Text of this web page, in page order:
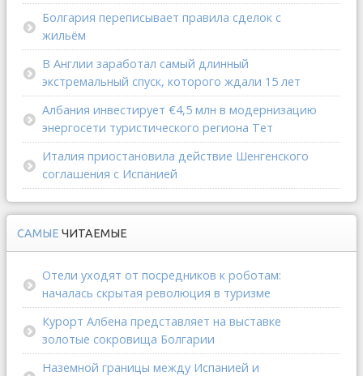
Болгария переписывает правила сделок с
жильём
В Англии заработал самый длинный
экстремальный спуск, которого ждали 15 лет
Албания инвестирует €4,5 млн в модернизацию
энергосети туристического региона Тет
Италия приостановила действие Шенгенского
соглашения с Испанией
САМЫЕ ЧИТАЕМЫЕ
Отели уходят от посредников к роботам:
началась скрытая революция в туризме
Курорт Албена представляет на выставке
золотые сокровища Болгарии
Наземной границы между Испанией и